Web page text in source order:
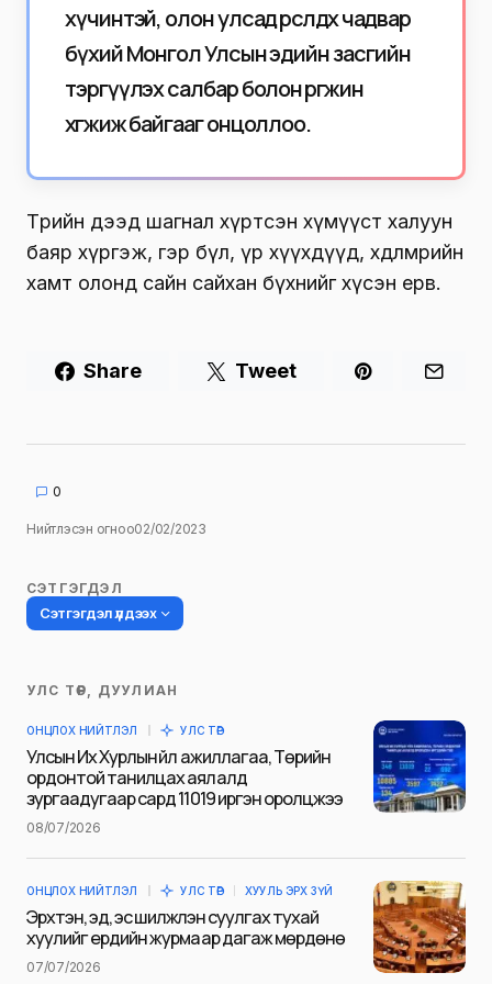
хүчинтэй, олон улсад өрсөлдөх чадвар
бүхий Монгол Улсын эдийн засгийн
тэргүүлэх салбар болон өргөжин
хөгжиж байгааг онцоллоо.
Төрийн дээд шагнал хүртсэн хүмүүст халуун
баяр хүргэж, гэр бүл, үр хүүхдүүд, хөдөлмөрийн
хамт олонд сайн сайхан бүхнийг хүсэн ерөөв.
Share Tweet
0
Нийтлэсэн огноо02/02/2023
СЭТГЭГДЭЛ
Сэтгэгдэл үлдээх
Таны имэйл хаягийг нийтлэхгүй.
тэмдэглэсэн
Name
УЛС ТӨР, ДУУЛИАН
ОНЦЛОХ НИЙТЛЭЛ УЛС ТӨР
Улсын Их Хурлын үйл ажиллагаа, Төрийн
ордонтой танилцах аялалд
зургаадугаар сард 11019 иргэн оролцжээ
08/07/2026
ОНЦЛОХ НИЙТЛЭЛ УЛС ТӨР ХУУЛЬ ЭРХ ЗҮЙ
Эрхтэн, эд, эс шилжүүлэн суулгах тухай
хуулийг ердийн журмаар дагаж мөрдөнө
07/07/2026